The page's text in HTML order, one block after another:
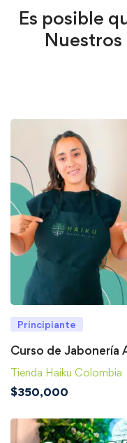
Es posible
Principiante
Curso de Jabonería
Tienda Haiku Colombia
$350,000